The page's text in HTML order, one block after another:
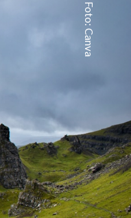
Foto: Canva